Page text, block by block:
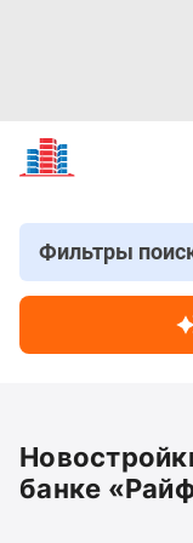
Новостройки
Квартиры
Новостройки
Москвы
Новостройки
Подмосковья
новостройки
Новостройки
Фильтры
банке